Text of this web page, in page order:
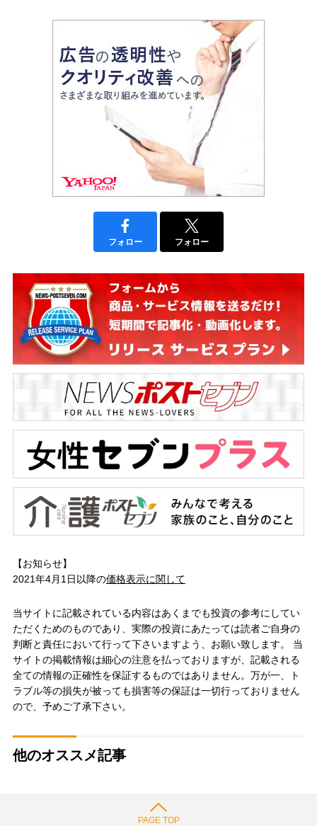
フォロー フォロー
【お知らせ】
2021年4月1日以降の価格表示に関して
当サイトに記載されている内容はあくまでも投資の参考にしてい
ただくためのものであり、実際の投資にあたっては読者ご自身の
判断と責任において行って下さいますよう、お願い致します。 当
サイトの掲載情報は細心の注意を払っておりますが、記載される
全ての情報の正確性を保証するものではありません。万が一、ト
ラブル等の損失が被っても損害等の保証は一切行っておりません
ので、予めご了承下さい。
他のオススメ記事
PAGE TOP